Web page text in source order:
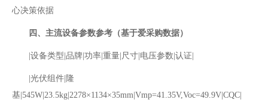
心决策依据
四、主流设备参数参考（基于爱采购数据）‌
|设备类型|品牌|功率|重量|尺寸|电压参数|认证|
|‌光伏组件‌|隆
基|545W|23.5kg|2278×1134×35mm|Vmp=41.35V,Voc=49.9V|CQC|